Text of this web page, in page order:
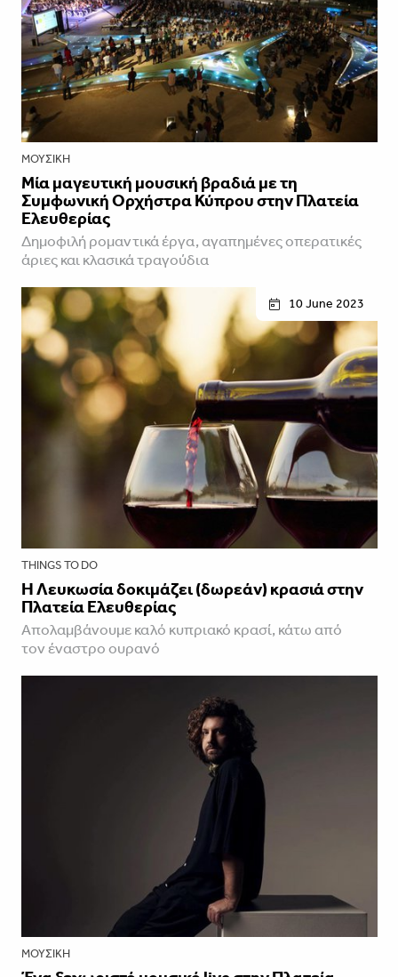
ΜΟΥΣΙΚΉ
Μία μαγευτική μουσική βραδιά με τη
Συμφωνική Ορχήστρα Κύπρου στην Πλατεία
Ελευθερίας
Δημοφιλή ρομαντικά έργα, αγαπημένες οπερατικές
άριες και κλασικά τραγούδια
10 June 2023
THINGS TO DO
Η Λευκωσία δοκιμάζει (δωρεάν) κρασιά στην
Πλατεία Ελευθερίας
Απολαμβάνουμε καλό κυπριακό κρασί, κάτω από
τον έναστρο ουρανό
ΜΟΥΣΙΚΉ